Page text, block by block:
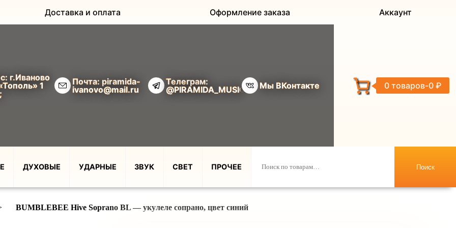
Доставка и оплата Оформление заказа Аккаунт
г.Иваново
1
Почта: piramida-
ivanovo@mail.ru
Телеграм:
@PIRAMIDA_MUSIC
Мы ВКонтакте 0 товаров 0 ₽
ДУХОВЫЕ УДАРНЫЕ ЗВУК СВЕТ ПРОЧЕЕ Поиск
BUMBLEBEE Hive Soprano BL — укулеле сопрано, цвет синий